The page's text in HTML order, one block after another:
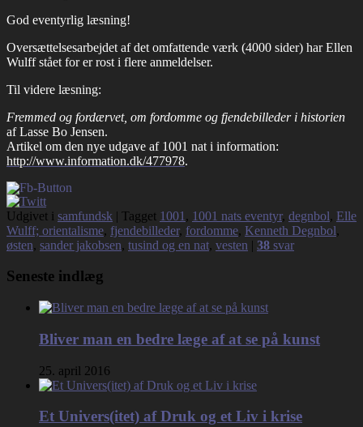
God eventyrlig læsning!
Oversættelsesarbejdet af det omfattende værk (4000 sider) har Ellen
Wulff stået for er rost i flere anmeldelser.
Til videre læsning:
Fremmed og fordærvet, om fordomme og fjendebilleder i historien
af Lasse Bo Jensen.
Artikel om den nye udgave af 1001 nat i information:
http://www.information.dk/477978.
Udgivet i samfundsk | Tagget 1001 , 1001 nats eventyr, degnbol, Elle
Wulff; orientalisme, fjendebilleder, fordomme, Kenneth Degnbol,
østen, sander jakobsen, tusind og en nat, vesten | 38 svar
Seneste indlæg
Bliver man en bedre læge af at se på kunst
25. april 2016
Et Univers(itet) af Druk og et Liv i krise